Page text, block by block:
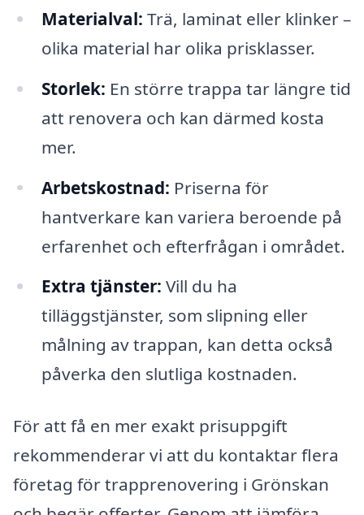
Materialval: Trä, laminat eller klinker –
olika material har olika prisklasser.
Storlek: En större trappa tar längre tid
att renovera och kan därmed kosta
mer.
Arbetskostnad: Priserna för
hantverkare kan variera beroende på
erfarenhet och efterfrågan i området.
Extra tjänster: Vill du ha
tilläggstjänster, som slipning eller
målning av trappan, kan detta också
påverka den slutliga kostnaden.
För att få en mer exakt prisuppgift
rekommenderar vi att du kontaktar flera
företag för trapprenovering i Grönskan